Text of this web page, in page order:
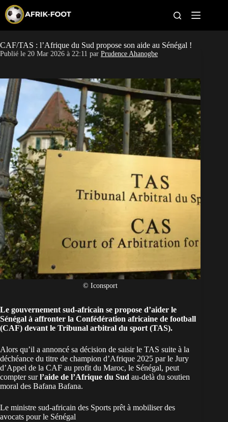
p
o
c
n
t
n
t
CAN féminine
Pays
Clubs
Classement
CAF/TAS : l’Afrique du Sud propose son aide au Sénégal !
Publié le 20 Mar 2026 à 22:11 par Prudence Ahanogbe
© Iconsport
Le gouvernement sud-africain se propose d’aider le
Sénégal à affronter la Confédération africaine de football
(CAF) devant le Tribunal arbitral du sport (TAS).
Alors qu’il a annoncé sa décision de saisir le TAS suite à la
déchéance du titre de champion d’Afrique 2025 par le Jury
d’Appel de la CAF au profit du Maroc, le Sénégal, peut
compter surl’aide de l’Afrique du Sud au-delà du soutien
moral des Bafana Bafana.
Le ministre sud-africain des Sports prêt à mobiliser des
avocats pour le Sénégal